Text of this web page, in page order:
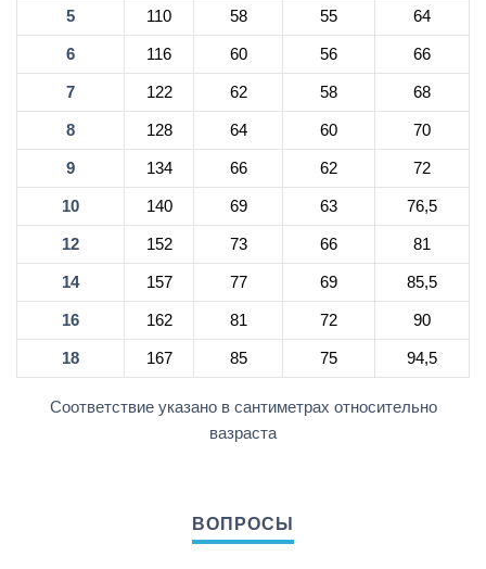
5 110 58 55 64
6 116 60 56 66
7 122 62 58 68
8 128 64 60 70
9 134 66 62 72
10 140 69 63 76,5
12 152 73 66 81
14 157 77 69 85,5
16 162 81 72 90
18 167 85 75 94,5
Соответствие указано в сантиметрах относительно
вазраста